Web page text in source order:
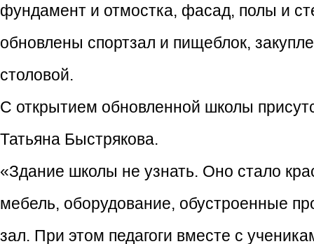
фундамент и отмостка, фасад, полы и
обновлены спортзал и пищеблок,
столовой.
С открытием обновленной школы
Татьяна Быстрякова.
«Здание школы не узнать. Оно стало
мебель, оборудование, обустроенные
зал. При этом педагоги вместе с